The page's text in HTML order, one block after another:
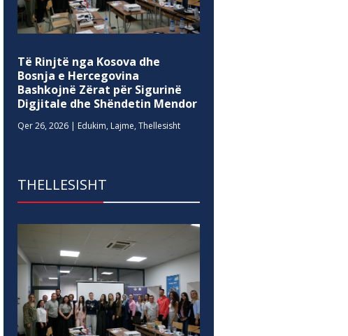
Të Rinjtë nga Kosova dhe
Bosnja e Hercegovina
Bashkojnë Zërat për Sigurinë
Digjitale dhe Shëndetin Mendor
Qer 26, 2026 | Edukim, Lajme,Thellesisht
THELLESISHT